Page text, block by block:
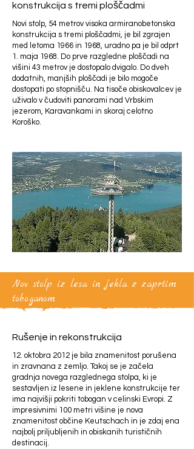
konstrukcija s tremi ploščadmi
Novi stolp, 54 metrov visoka armiranobetonska
konstrukcija s tremi ploščadmi, je bil zgrajen
med letoma 1966 in 1968, uradno pa je bil odprt
1. maja 1968. Do prve razgledne ploščadi na
višini 43 metrov je dostopalo dvigalo. Do dveh
dodatnih, manjših ploščadi je bilo mogoče
dostopati po stopnišču. Na tisoče obiskovalcev je
uživalo v čudoviti panorami nad Vrbskim
jezerom, Karavankami in skoraj celotno
Koroško.
Nov stolp iz lesa in jekla z zaprtim
toboganom
Rušenje in rekonstrukcija
12. oktobra 2012 je bila znamenitost porušena
in zravnana z zemljo. Takoj se je začela
gradnja novega razglednega stolpa, ki je
sestavljen iz lesene in jeklene konstrukcije ter
ima najvišji pokriti tobogan v celinski Evropi. Z
impresivnimi 100 metri višine je nova
znamenitost občine Keutschach in je zdaj ena
najbolj priljubljenih in obiskanih turističnih
destinacij.